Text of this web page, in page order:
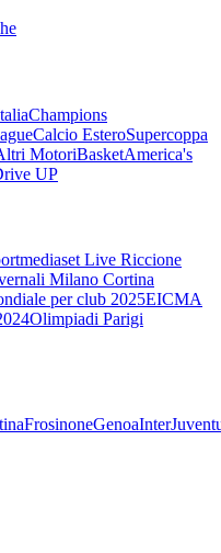
Champions
Calcio EsteroSupercoppa
MotoriBasketAmerica's
UP
Live Riccione
Milano Cortina
per club 2025EICMA
Olimpiadi Parigi
FrosinoneGenoaInter